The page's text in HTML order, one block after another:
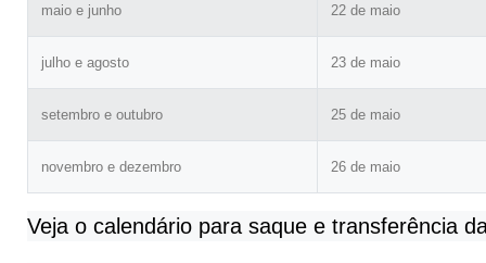
maio e junho 22 de maio
julho e agosto 23 de maio
setembro e outubro 25 de maio
novembro e dezembro 26 de maio
Veja o calendário para saque e transferência